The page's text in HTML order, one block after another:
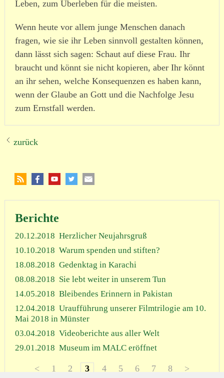
Leben, zum Überleben für die meisten.
Wenn heute vor allem junge Menschen danach
fragen, wie sie ihr Leben sinnvoll gestalten können,
dann lässt sich sagen: Schaut auf diese Frau. Ihr
braucht und könnt sie nicht kopieren, aber Ihr könnt
an ihr sehen, welche Konsequenzen es haben kann,
wenn der Glaube an Gott und die Nachfolge Jesu
zum Ernstfall werden.
zurück
Berichte
20.12.2018 Herzlicher Neujahrsgruß
10.10.2018 Warum spenden und stiften?
18.08.2018 Gedenktag in Karachi
08.08.2018 Sie lebt weiter in unserem Tun
14.05.2018 Bleibendes Erinnern in Pakistan
12.04.2018 Uraufführung unserer Filmtrilogie am 10.
Mai 2018 in Münster
03.04.2018 Videoberichte aus aller Welt
29.01.2018 Museum im MALC eröffnet
< 1 2 3 4 5 6 7 8 >